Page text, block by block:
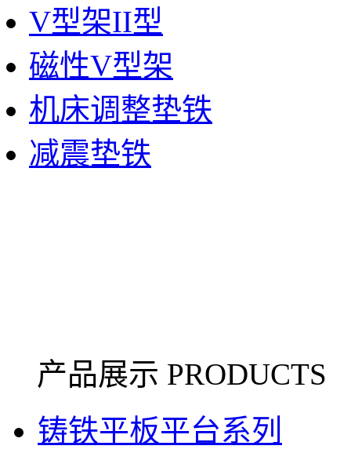
V型架II型
磁性V型架
机床调整垫铁
减震垫铁
产品展示 PRODUCTS
铸铁平板平台系列